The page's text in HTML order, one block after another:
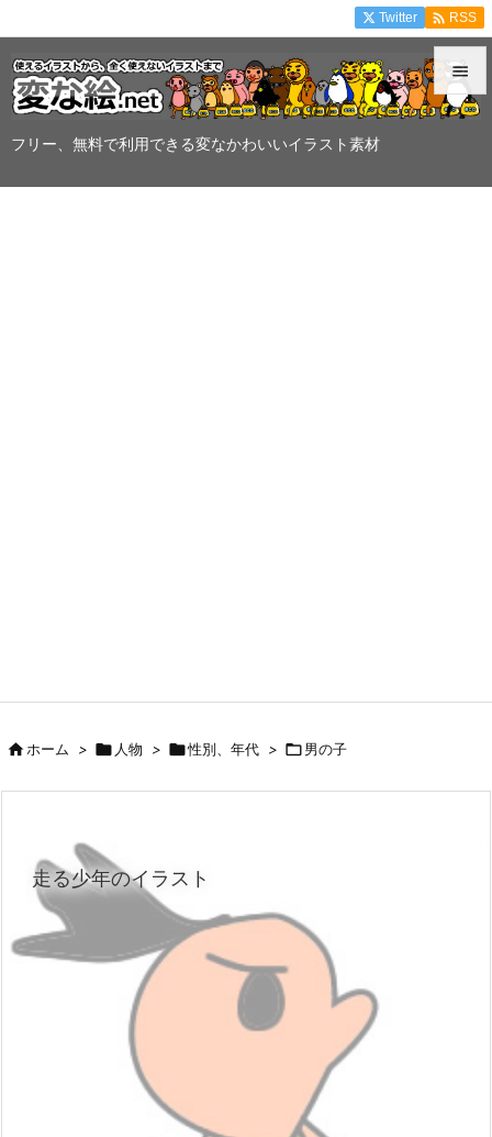
フリー、無料で利用できる変なかわいいイラスト素材


Twitter  RSS
ホーム >  人物 > 性別、年代 > 男の子
走る少年のイラスト